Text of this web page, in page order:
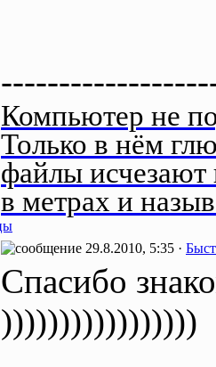
Компьютер не
Только в нём
файлы исчезают
в метрах и
29.8.2010, 5:35 ·
Спасибо
)))))))))))))))))